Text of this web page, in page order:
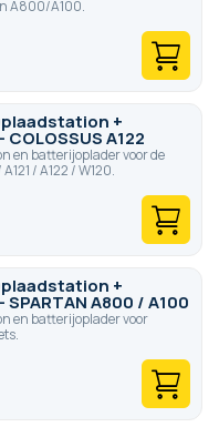
A800/A100.
+
A122
en batterijoplader voor de
/ A122 / W120.
+
A800 / A100
en batterijoplader voor